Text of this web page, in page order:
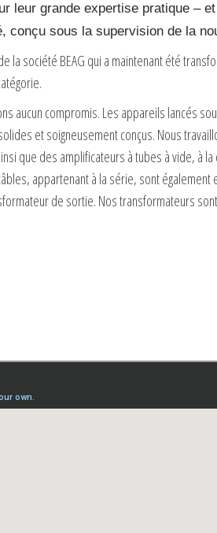
leur grande expertise pratique –
sous la supervision de la
la société BEAG qui a maintenant été
aucun compromis. Les appareils lancés
et soigneusement conçus. Nous
que des amplificateurs à tubes à vide, à
appartenant à la série, sont
de sortie. Nos transformateurs